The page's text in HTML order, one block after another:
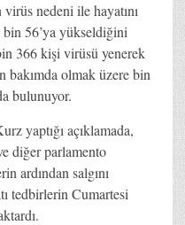
nedeni ile hayatını
56’ya yükseldiğini
366 kişi virüsü yenerek
bakımda olmak üzere bin
bulunuyor.
yaptığı açıklamada,
diğer parlamento
ardından salgını
tedbirlerin Cumartesi